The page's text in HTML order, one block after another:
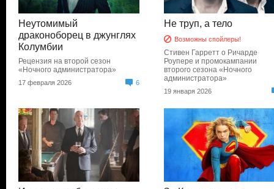
Неутомимый
драконоборец в джунглях
Колумбии
Рецензия на второй сезон
«Ночного администратора»
17 февраля 2026 6
Не труп, а тело
Возможны спойлеры!
Стивен Гарретт о Ричарде
Роупере и промокампании
второго сезона «Ночного
администратора»
19 января 2026